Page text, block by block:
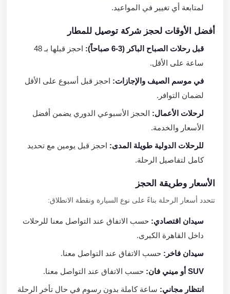
لمتابعة أي تغيير في المواعيد.
أفضل الأوقات لحجز شركة توصيل للمطار
قبل رحلات الصباح الباكر (3-6 صباحاً):
احجز قبلها بـ 48
ساعة على الأقل.
في موسم الصيف والإجازات:احجز قبل أسبوع على الأقل
لضمان التوافر.
لرحلات الأعمال:الحجز الأسبوعي الدوري يضمن أفضل
الأسعار والخدمة.
للرحلات الدولية طويلة المدى:احجز قبل يومين مع تحديد
كامل لتفاصيل الرحلة.
الأسعار وطريقة الحجز
تتحدد أسعار الرحلة بناءً على نوع السيارة ونقطة الانطلاق:
سيدان اقتصادي:حسب الاتفاق عند التواصل معنا للرحلات
داخل القاهرة الكبرى.
سيدان فاخر:حسب الاتفاق عند التواصل معنا.
SUV أو ميني فان: حسب الاتفاق عند التواصل معنا.
انتظار مجاني:ساعة كاملة بدون رسوم في حال تأخر الرحلة